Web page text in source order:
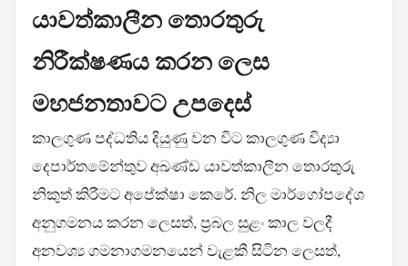
යාවත්කාලීන තොරතුරු
නිරීක්ෂණය කරන ලෙස
මහජනතාවට උපදෙස්
කාලගුණ පද්ධතිය දියුණු වන විට කාලගුණ විද්‍යා
දෙපාර්තමේන්තුව අඛණ්ඩ යාවත්කාලීන තොරතුරු
නිකුත් කිරීමට අපේක්ෂා කෙරේ. නිල මාර්ගෝපදේශ
අනුගමනය කරන ලෙසත්, ප්‍රබල සුළං කාල වලදී
අනවශ්‍ය ගමනාගමනයෙන් වැළකී සිටින ලෙසත්,